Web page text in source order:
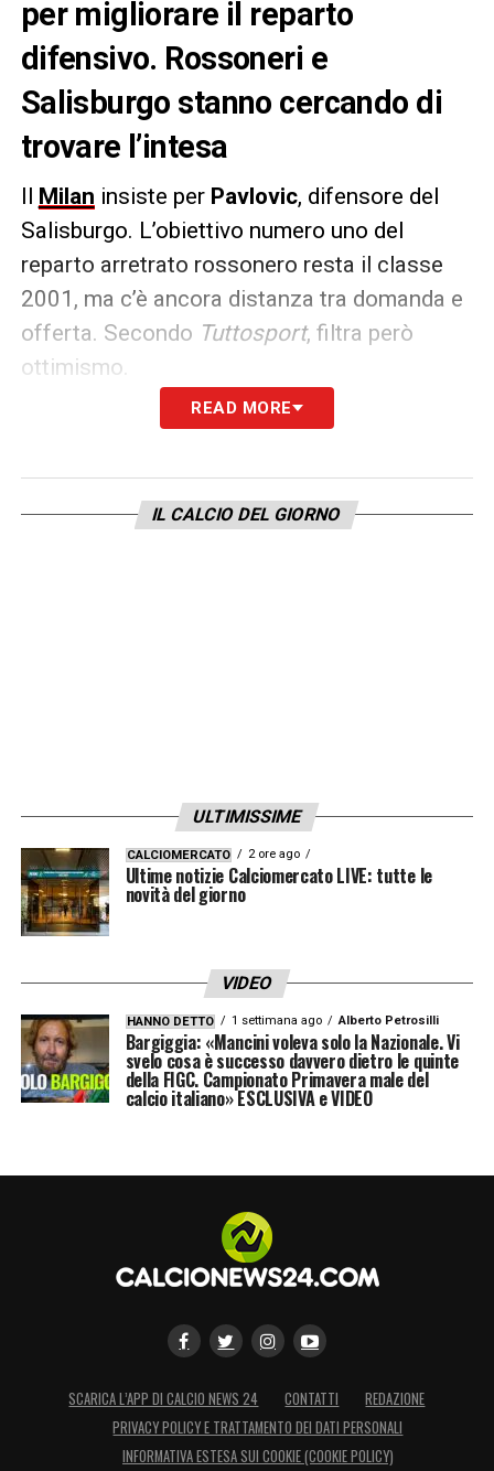
per migliorare il reparto
difensivo. Rossoneri e
Salisburgo stanno cercando di
trovare l’intesa
Il Milan insiste perPavlovic, difensore del
Salisburgo. L’obiettivo numero uno del
reparto arretrato rossonero resta il classe
2001, ma c’è ancora distanza tra domanda e
offerta. Secondo Tuttosport, filtra però
ottimismo.
Considerando una valutazione di 30 milioni, il
Dunque, il possibile accordo potrebbe essere
READ MORE
IL CALCIO DEL GIORNO
ULTIMISSIME
CALCIOMERCATO 2 ore ago
Ultime notizie Calciomercato LIVE: tutte le
novità del giorno
VIDEO
HANNO DETTO 1 settimana ago Alberto Petrosilli
Bargiggia: «Mancini voleva solo la Nazionale. Vi
svelo cosa è successo davvero dietro le quinte
della FIGC. Campionato Primavera male del
calcio italiano» ESCLUSIVA e VIDEO
SCARICA L’APP DI CALCIO NEWS 24 CONTATTI
REDAZIONE
PRIVACY POLICY E TRATTAMENTO DEI DATI PERSONALI
INFORMATIVA ESTESA SUI COOKIE (COOKIE POLICY)